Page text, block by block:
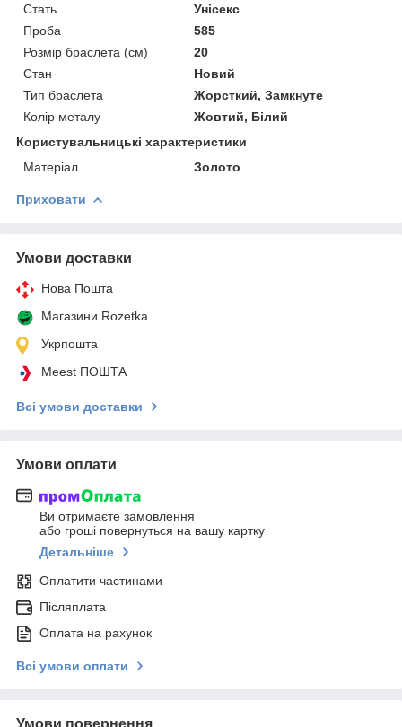
Стать
Унісекс
Проба
585
Розмір браслета (см)
20
Стан
Новий
Тип браслета
Жорсткий, Замкнуте
Колір металу
Жовтий, Білий
Користувальницькі характеристики
Матеріал
Золото
Приховати
Умови доставки
Нова Пошта
Магазини Rozetka
Укрпошта
Meest ПОШТА
Всі умови доставки
Умови оплати
Ви отримаєте замовлення
або гроші повернуться на вашу картку
Детальніше
Оплатити частинами
Післяплата
Оплата на рахунок
Всі умови оплати